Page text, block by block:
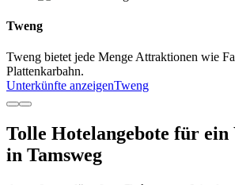
Tweng
Tweng bietet jede Menge Attraktionen wie
Plattenkarbahn.
Unterkünfte anzeigenTweng
Tolle Hotelangebote für ein
in Tamsweg